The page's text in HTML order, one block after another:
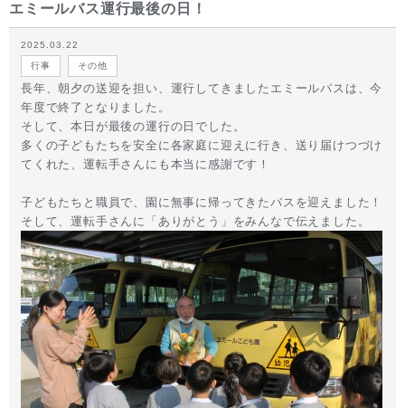
エミールバス運行最後の日！
2025.03.22
行事 その他
長年、朝夕の送迎を担い、運行してきましたエミールバスは、今
年度で終了となりました。
そして、本日が最後の運行の日でした。
多くの子どもたちを安全に各家庭に迎えに行き、送り届けつづけ
てくれた、運転手さんにも本当に感謝です！
子どもたちと職員で、園に無事に帰ってきたバスを迎えました！
そして、運転手さんに「ありがとう」をみんなで伝えました。